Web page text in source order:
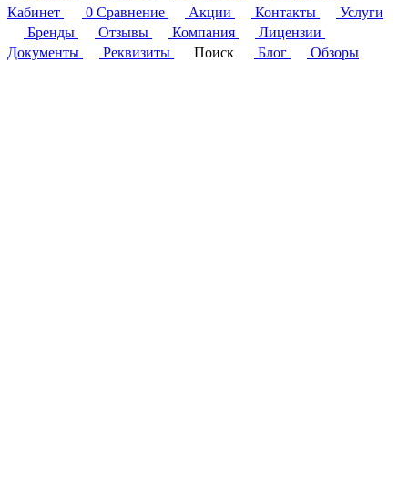
Кабинет
0 Сравнение Акции Контакты
Услуги
Бренды
Отзывы Компания
Лицензии
Документы
Реквизиты Поиск Блог Обзоры